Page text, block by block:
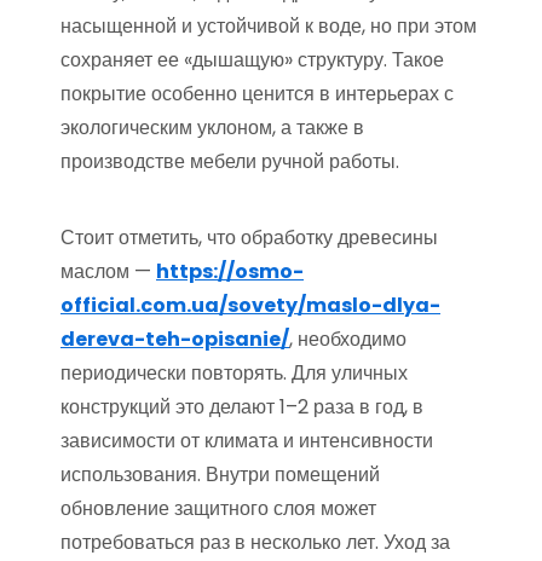
насыщенной и устойчивой к воде, но при этом
сохраняет ее «дышащую» структуру. Такое
покрытие особенно ценится в интерьерах с
экологическим уклоном, а также в
производстве мебели ручной работы.
Стоит отметить, что обработку древесины
маслом — https://osmo-
official.com.ua/sovety/maslo-dlya-
dereva-teh-opisanie/, необходимо
периодически повторять. Для уличных
конструкций это делают 1–2 раза в год, в
зависимости от климата и интенсивности
использования. Внутри помещений
обновление защитного слоя может
потребоваться раз в несколько лет. Уход за